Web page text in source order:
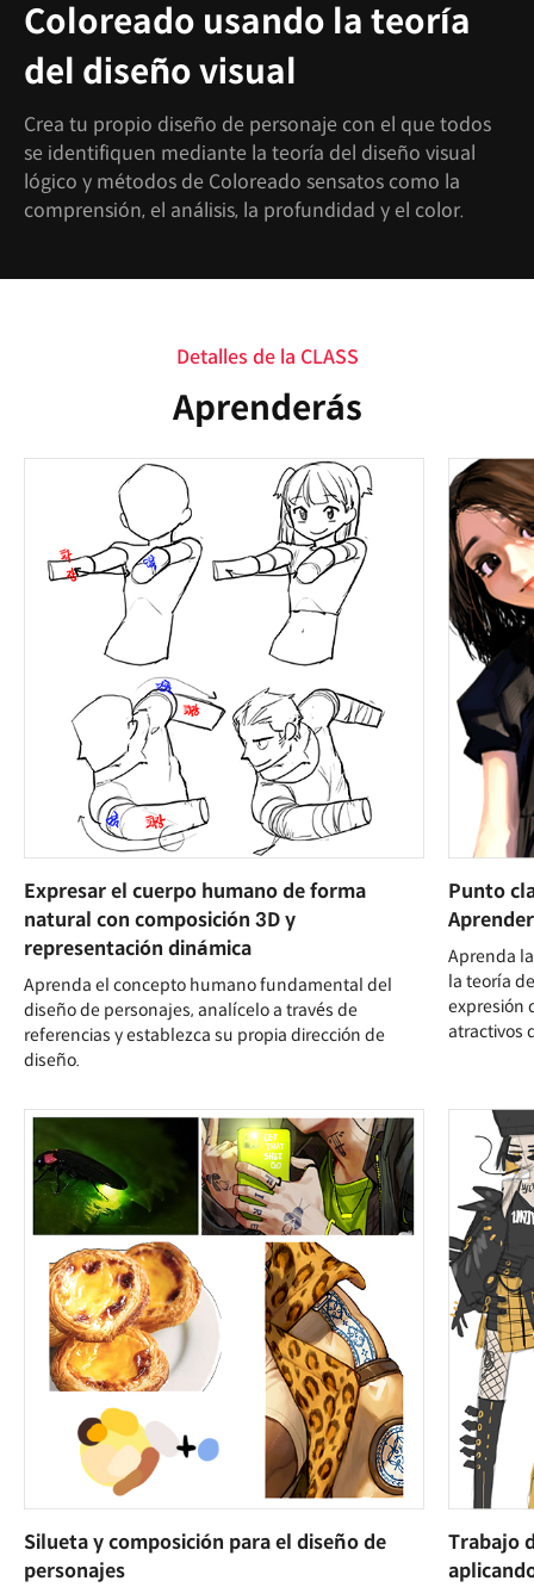
Coloreado usando la teoría
del diseño visual
Crea tu propio diseño de personaje con el que todos
se identifiquen mediante la teoría del diseño visual
lógico y métodos de Coloreado sensatos como la
comprensión, el análisis, la profundidad y el color.
Detalles de la CLASS
Aprenderás
Expresar el cuerpo humano de forma
natural con composición 3D y
representación dinámica
Aprenda el concepto humano fundamental del
diseño de personajes, analícelo a través de
referencias y establezca su propia dirección de
diseño.
Punto
Aprenda
la teoría
expresión
atractivos
Silueta y composición para el diseño de
personajes
Trabajo